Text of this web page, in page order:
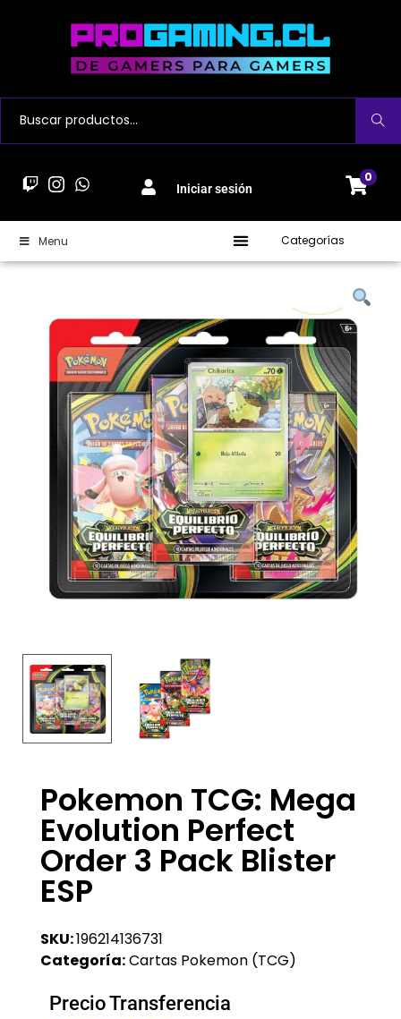
Buscar
Iniciar sesión
0
Menu Categorías
Pokemon TCG: Mega
Evolution Perfect
Order 3 Pack Blister
ESP
SKU:196214136731
Categoría:Cartas Pokemon (TCG)
Precio Transferencia